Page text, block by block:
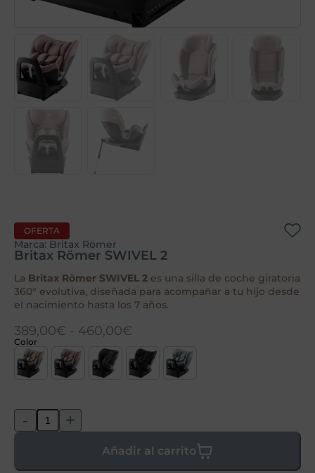
OFERTA
Marca: Britax Römer
Britax Römer SWIVEL 2
La Britax Römer SWIVEL 2 es una silla de coche giratoria
360° evolutiva, diseñada para acompañar a tu hijo desde
el nacimiento hasta los 7 años.
389,00€ - 460,00€
Color
- +
Añadir al carrito